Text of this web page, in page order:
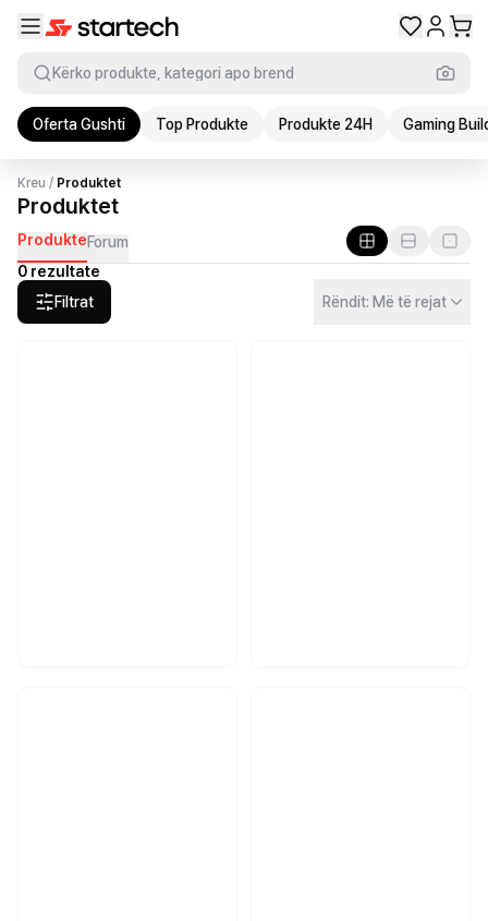
Kërko produkte, kategori apo brend
Oferta Gushti Top Produkte Produkte 24H Gaming
Kreu / Produktet
Produktet
ProdukteForum
0 rezultate
Filtrat
Rëndit: Më të rejat